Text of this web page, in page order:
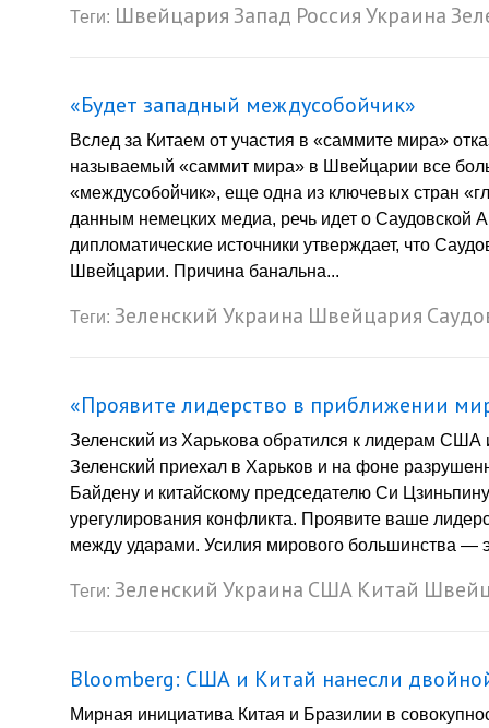
Теги: Швейцария Запад РоссияУкраина
«Будет западный междусобойчик»
Вслед за Китаем от участия в «саммите мира»
называемый «саммит мира» в Швейцарии все
«междусобойчик», еще одна из ключевых стран
данным немецких медиа, речь идет о Саудовской
дипломатические источники утверждает, что
Швейцарии. Причина банальна...
Теги: Зеленский Украина Швейцария
«Проявите лидерство в приближении
Зеленский из Харькова обратился к лидерам
Зеленский приехал в Харьков и на фоне
Байдену и китайскому председателю Си
урегулирования конфликта. Проявите ваше
между ударами. Усилия мирового большинства —
Теги: Зеленский Украина США Китай
Bloomberg: США и Китай нанесли
Мирная инициатива Китая и Бразилии в